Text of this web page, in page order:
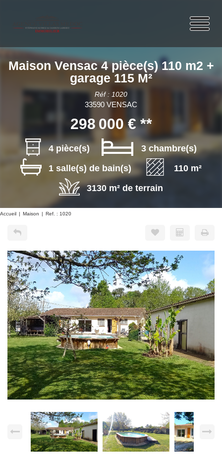
Maison Vensac 4 pièce(s) 110 m2 +
garage 115 M²
Réf : 1020
33590 VENSAC
298 000 € **
4 pièce(s)
3 chambre(s)
1 salle(s) de bain(s)
110 m²
3130 m² de terrain
Accueil Maison Ref. : 1020